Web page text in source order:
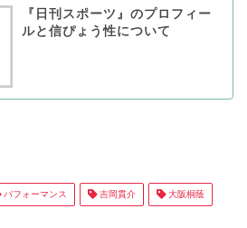
『日刊スポーツ』のプロフィー
ルと信ぴょう性について
パフォーマンス 吉岡貫介 大阪桐蔭